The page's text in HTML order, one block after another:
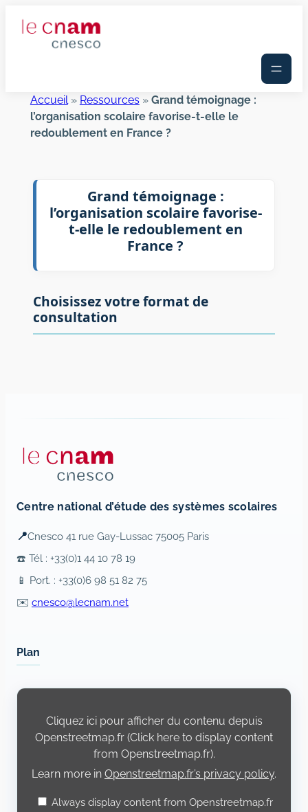
Accueil» Ressources» Grand témoignage :
l’organisation scolaire favorise-t-elle le
redoublement en France ?
Grand témoignage :
l’organisation scolaire favorise-
t-elle le redoublement en
France ?
Choisissez votre format de
consultation
Centre national d’étude des systèmes scolaires
📍Cnesco 41 rue Gay-Lussac 75005 Paris
☎️ Tél : +33(0)1 44 10 78 19
📱 Port. : +33(0)6 98 51 82 75
✉️ cnesco@lecnam.net
Plan
Display
Openstreetmap.fr
Cliquez ici pour afficher du contenu depuis
Openstreetmap.fr (Click here to display content
from Openstreetmap.fr).
Learn more in Openstreetmap.fr’s privacy policy.
Always display content from Openstreetmap.fr